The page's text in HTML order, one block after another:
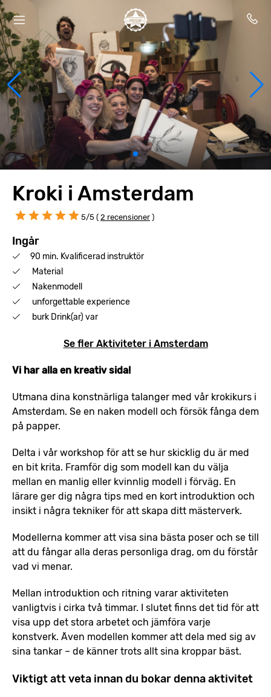
Kroki i Amsterdam
5/5 ( 2 recensioner )
Ingår
90 min. Kvalificerad instruktör
Material
Nakenmodell
unforgettable experience
burk Drink(ar) var
Se fler Aktiviteter i Amsterdam
Vi har alla en kreativ sida!
Utmana dina konstnärliga talanger med vår krokikurs i
Amsterdam. Se en naken modell och försök fånga dem
på papper.
Delta i vår workshop för att se hur skicklig du är med
en bit krita. Framför dig som modell kan du välja
mellan en manlig eller kvinnlig modell i förväg. En
lärare ger dig några tips med en kort introduktion och
insikt i några tekniker för att skapa ditt mästerverk.
Modellerna kommer att visa sina bästa poser och se till
att du fångar alla deras personliga drag, om du förstår
vad vi menar.
Mellan introduktion och ritning varar aktiviteten
vanligtvis i cirka två timmar. I slutet finns det tid för att
visa upp det stora arbetet och jämföra varje
konstverk. Även modellen kommer att dela med sig av
sina tankar – de känner trots allt sina kroppar bäst.
Viktigt att veta innan du bokar denna aktivitet